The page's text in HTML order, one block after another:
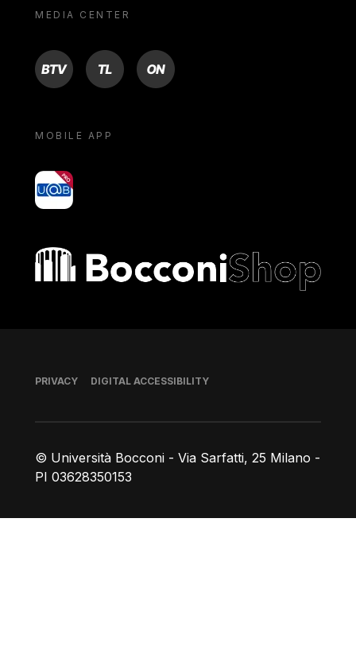
MEDIA CENTER
BTV TL ON
MOBILE APP
yoU@B
Bocconi shop
© Università Bocconi - Via Sarfatti, 25 Milano -
PI 03628350153
Footer
PRIVACY DIGITAL ACCESSIBILITY